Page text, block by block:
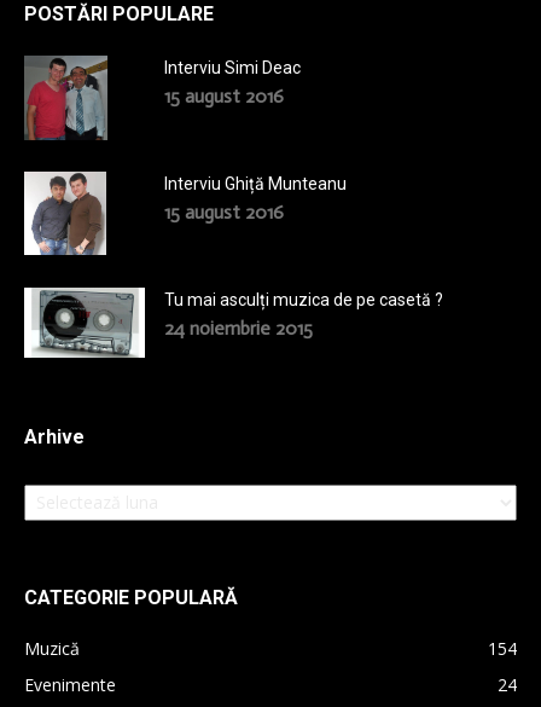
POSTĂRI POPULARE
Interviu Simi Deac
15 august 2016
Interviu Ghiță Munteanu
15 august 2016
Tu mai asculți muzica de pe casetă ?
24 noiembrie 2015
Arhive
Arhive
CATEGORIE POPULARĂ
Muzică
154
Evenimente
24